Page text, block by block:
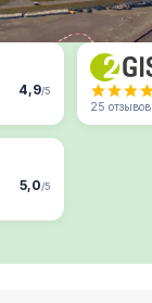
4,9/5
25 отзывов
5,0/5